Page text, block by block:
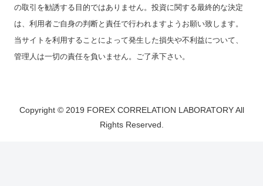
の取引を勧誘する目的ではありません。投資に関する最終的な決定
は、利用者ご自身の判断と責任で行われますようお願い致します。
当サイトを利用することによって発生した損失や不利益について、
管理人は一切の責任を負いません。ご了承下さい。
Copyright © 2019 FOREX CORRELATION LABORATORY All
Rights Reserved.